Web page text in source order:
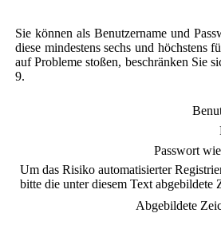
Sie können als Benutzername und
diese mindestens sechs und
auf Probleme stoßen, beschränken Sie
9.
Passwort
Um das Risiko automatisierter
bitte die unter diesem Text abgebildete
Abgebildete